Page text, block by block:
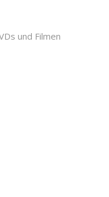
und Filmen